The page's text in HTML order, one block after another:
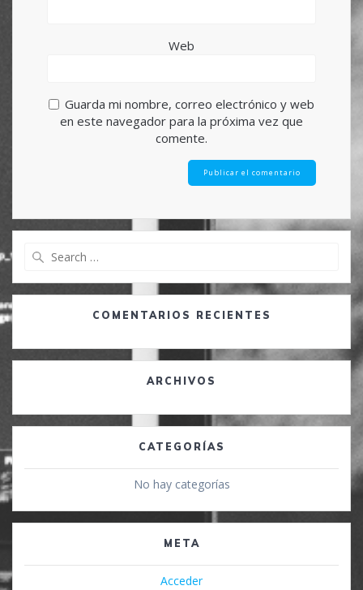
Web
Guarda mi nombre, correo electrónico y web
en este navegador para la próxima vez que
comente.
COMENTARIOS RECIENTES
ARCHIVOS
CATEGORÍAS
No hay categorías
META
Acceder